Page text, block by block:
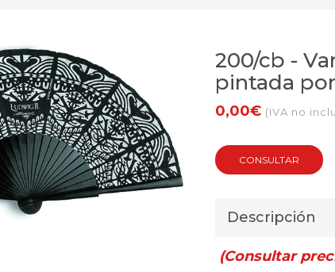
200/cb -
pintada
0,00€ (IVA no
CONSULTAR
Descripción
(Consultar